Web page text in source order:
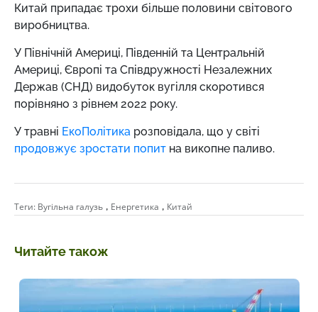
Китай припадає трохи більше половини світового
виробництва.
У Північній Америці, Південній та Центральній
Америці, Європі та Співдружності Незалежних
Держав (СНД) видобуток вугілля скоротився
порівняно з рівнем 2022 року.
У травні ЕкоПолітика розповідала, що у світі
продовжує зростати попит на викопне паливо.
Теги: Вугільна галузь , Енергетика , Китай
Читайте також